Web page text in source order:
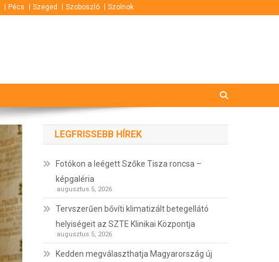
Pécs Szeged Szoboszló Szolnok
LEGFRISSEBB HÍREK
Fotókon a leégett Szőke Tisza roncsa –
képgaléria
augusztus 5, 2026
Tervszerűen bővíti klimatizált betegellátó
helyiségeit az SZTE Klinikai Központja
augusztus 5, 2026
Kedden megválaszthatja Magyarország új